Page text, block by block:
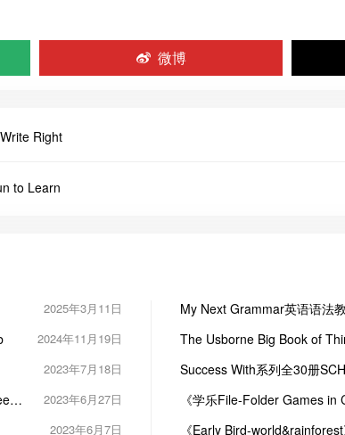
微博
Right
to Learn
2025年3月11日
2024年11月19日
2023年7月18日
2023年6月27日
2023年6月7日
My Next Grammar英语语法
The Usborne Big Book of
Success With系列全30册
《学乐File-Folder Games in
《Early Bird-